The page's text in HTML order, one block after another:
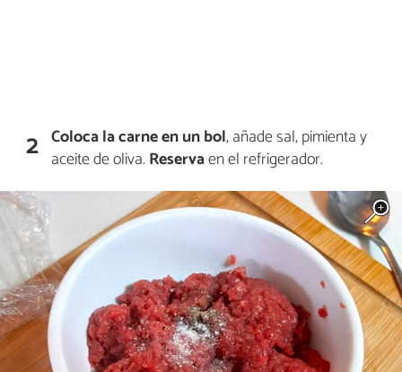
2 Coloca la carne en un bol, añade sal, pimienta y
aceite de oliva. Reservaen el refrigerador.